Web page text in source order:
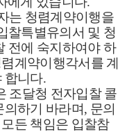
는 청렴계약이행을
찰특별유의서 및 청
전에 숙지하여야 하
계약이행각서를 계
합니다.
조달청 전자입찰 콜
의하기 바라며, 문의
든 책임은 입찰참